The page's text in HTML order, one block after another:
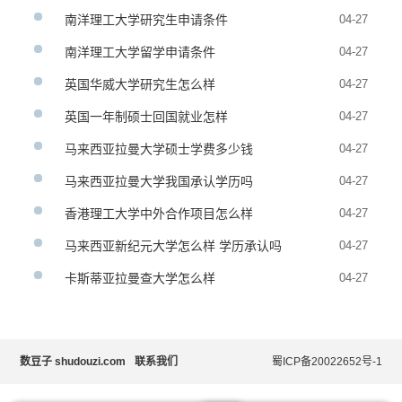
南洋理工大学研究生申请条件 04-27
南洋理工大学留学申请条件 04-27
英国华威大学研究生怎么样 04-27
英国一年制硕士回国就业怎样 04-27
马来西亚拉曼大学硕士学费多少钱 04-27
马来西亚拉曼大学我国承认学历吗 04-27
香港理工大学中外合作项目怎么样 04-27
马来西亚新纪元大学怎么样 学历承认吗 04-27
卡斯蒂亚拉曼查大学怎么样 04-27
数豆子 shudouzi.com 联系我们 蜀ICP备20022652号-1